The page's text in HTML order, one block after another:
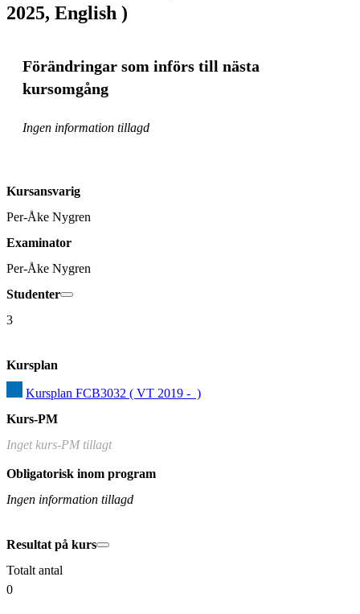
2025, English )
Förändringar som införs till nästa
kursomgång
Ingen information tillagd
Kursansvarig
Per-Åke Nygren
Examinator
Per-Åke Nygren
Studenter
3
Kursplan
Kursplan FCB3032 ( VT 2019 -  )
Kurs-PM
Inget kurs-PM tillagt
Obligatorisk inom program
Ingen information tillagd
Resultat på kurs
Totalt antal
0